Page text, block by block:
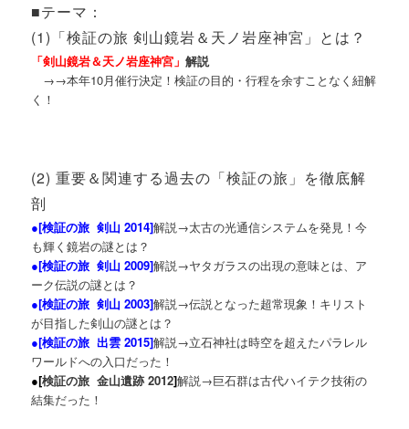
■テーマ：
(1)「検証の旅 剣山鏡岩＆天ノ岩座神宮」とは？
「剣山鏡岩＆天ノ岩座神宮」解説
→→本年10月催行決定！検証の目的・行程を余すことなく紐解
く！
(2) 重要＆関連する過去の「検証の旅」を徹底解
剖
●[検証の旅 剣山 2014]解説→太古の光通信システムを発見！今
も輝く鏡岩の謎とは？
●[検証の旅 剣山 2009]解説→ヤタガラスの出現の意味とは、ア
ーク伝説の謎とは？
●[検証の旅 剣山 2003]解説→伝説となった超常現象！キリスト
が目指した剣山の謎とは？
●[検証の旅 出雲 2015]解説→立石神社は時空を超えたパラレル
ワールドへの入口だった！
●[検証の旅 金山遺跡 2012]解説→巨石群は古代ハイテク技術の
結集だった！